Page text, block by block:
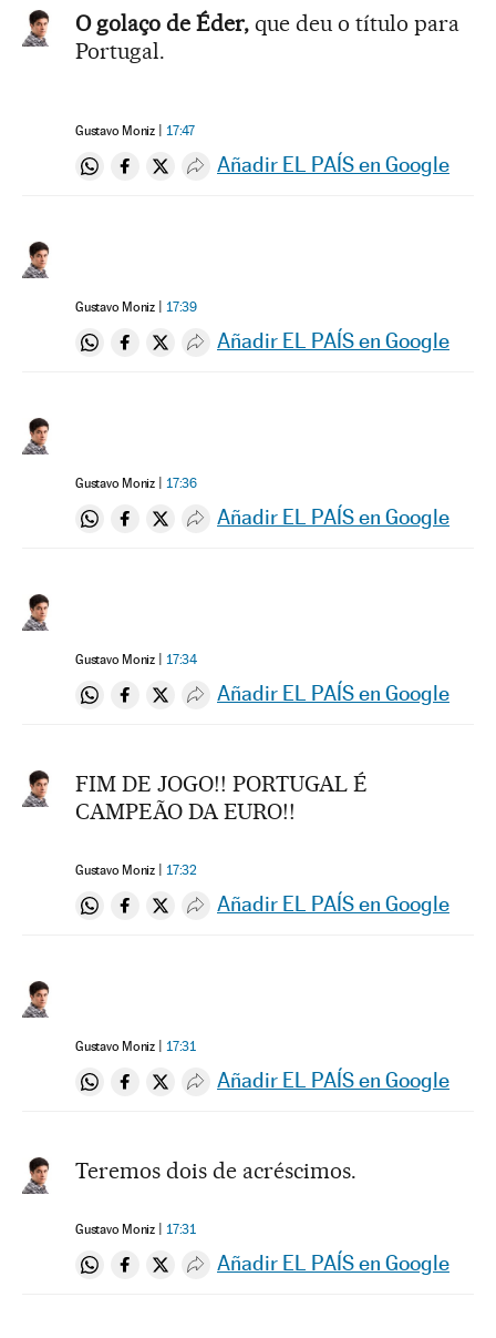
O golaço de Éder, que deu o título para
Portugal.
Gustavo Moniz 17:47
Compartir en Whatsapp
Compartir en Facebook
Compartir en Twitter
Desplegar Redes Sociales
Añadir EL PAÍS en Google
Gustavo Moniz 17:39
Compartir en Whatsapp
Compartir en Facebook
Compartir en Twitter
Desplegar Redes Sociales
Añadir EL PAÍS en Google
Gustavo Moniz 17:36
Compartir en Whatsapp
Compartir en Facebook
Compartir en Twitter
Desplegar Redes Sociales
Añadir EL PAÍS en Google
Gustavo Moniz 17:34
Compartir en Whatsapp
Compartir en Facebook
Compartir en Twitter
Desplegar Redes Sociales
Añadir EL PAÍS en Google
FIM DE JOGO!! PORTUGAL É
CAMPEÃO DA EURO!!
Gustavo Moniz 17:32
Compartir en Whatsapp
Compartir en Facebook
Compartir en Twitter
Desplegar Redes Sociales
Añadir EL PAÍS en Google
Gustavo Moniz 17:31
Compartir en Whatsapp
Compartir en Facebook
Compartir en Twitter
Desplegar Redes Sociales
Añadir EL PAÍS en Google
Teremos dois de acréscimos.
Gustavo Moniz 17:31
Compartir en Whatsapp
Compartir en Facebook
Compartir en Twitter
Desplegar Redes Sociales
Añadir EL PAÍS en Google